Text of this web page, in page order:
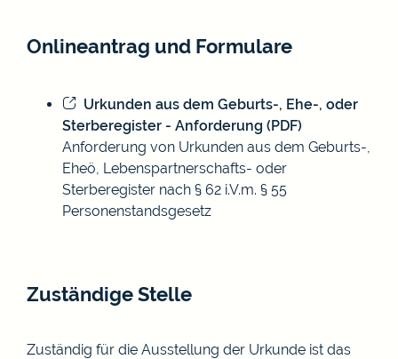
Onlineantrag und Formulare
Urkunden aus dem Geburts-, Ehe-, oder
Sterberegister - Anforderung (PDF)
Anforderung von Urkunden aus dem Geburts-,
Eheö, Lebenspartnerschafts- oder
Sterberegister nach § 62 i.V.m. § 55
Personenstandsgesetz
Zuständige Stelle
Zuständig für die Ausstellung der Urkunde ist das